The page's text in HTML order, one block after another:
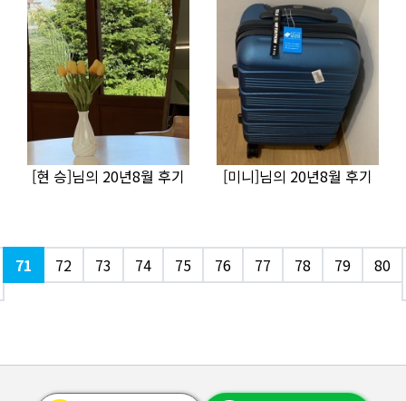
[현 승]님의 20년8월 후기 [미니]님의 20년8월 후기
71 72 73 74 75 76 77 78 79 80